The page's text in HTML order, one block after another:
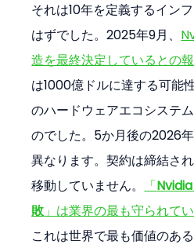
それは10年を定義するイン
はずでした。2025年9月、
造を最終決定しているとの
は1000億ドルに達する可
のハードウェアエコシステ
のでした。5か月後の2026
異なります。契約は締結さ
移動していません。
「
敗」は業界の最も守られて
これは世界で最も価値のあ